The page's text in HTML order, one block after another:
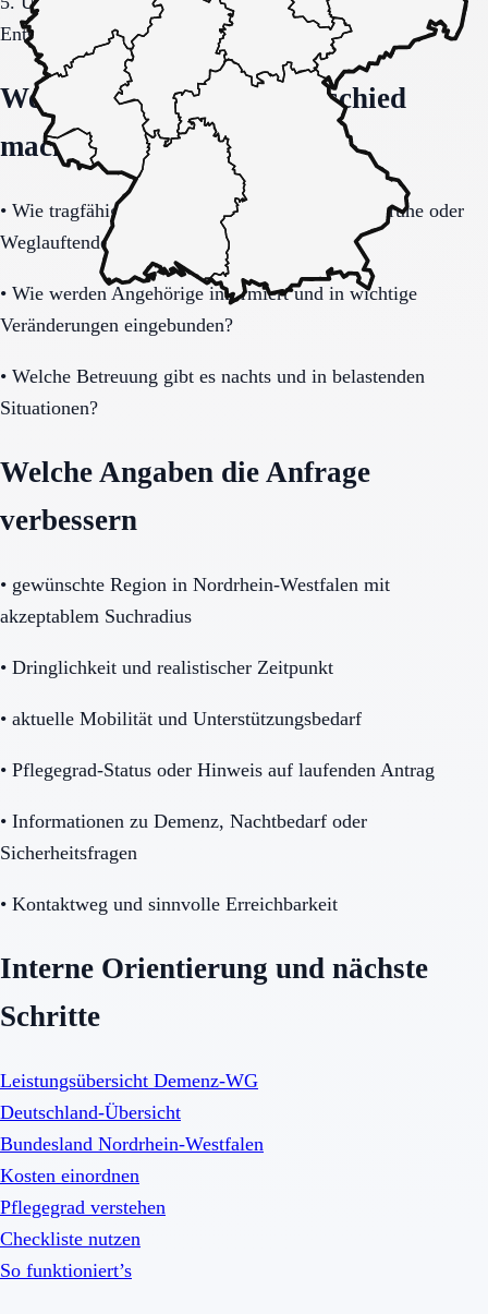
Entscheidung vollständig klären.
Welche Fragen den Unterschied
machen
• Wie tragfähig ist das Sicherheitskonzept bei Unruhe oder
Weglauftendenz?
• Wie werden Angehörige informiert und in wichtige
Veränderungen eingebunden?
• Welche Betreuung gibt es nachts und in belastenden
Situationen?
Welche Angaben die Anfrage
verbessern
• gewünschte Region in Nordrhein-Westfalen mit
akzeptablem Suchradius
• Dringlichkeit und realistischer Zeitpunkt
• aktuelle Mobilität und Unterstützungsbedarf
• Pflegegrad-Status oder Hinweis auf laufenden Antrag
• Informationen zu Demenz, Nachtbedarf oder
Sicherheitsfragen
• Kontaktweg und sinnvolle Erreichbarkeit
Interne Orientierung und nächste
Schritte
Leistungsübersicht Demenz-WG
Deutschland-Übersicht
Bundesland Nordrhein-Westfalen
Kosten einordnen
Pflegegrad verstehen
Checkliste nutzen
So funktioniert’s